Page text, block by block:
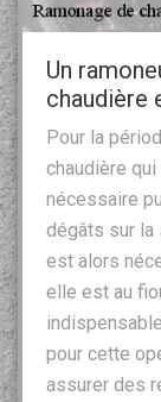
Un
chaudière
Pour la
chaudière
nécessaire
dégâts sur la
est alors
elle est au
pour cette
assurer des